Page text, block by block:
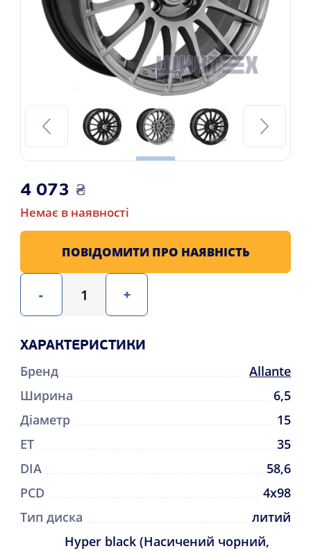
4 073 ₴
Немає в наявності
- +
ПОВІДОМИТИ ПРО НАЯВНІСТЬ
ХАРАКТЕРИСТИКИ
Бренд
Allante
Ширина
6,5
Діаметр
15
ET
35
DIA
58,6
PCD
4x98
Тип диска
литий
Hyper black (Насичений чорний,